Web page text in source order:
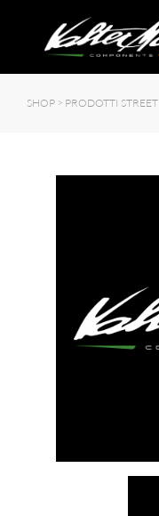
SHOP > PRODOTTI STREET